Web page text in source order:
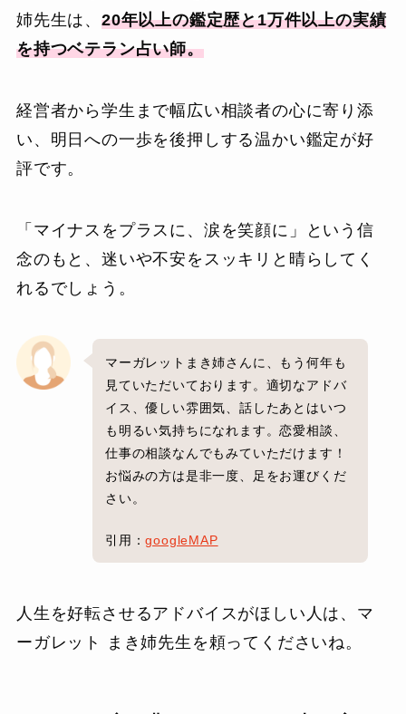
姉先生は、 20年以上の鑑定歴と1万件以上の実績
を持つベテラン占い師。
経営者から学生まで幅広い相談者の心に寄り添
い、明日への一歩を後押しする温かい鑑定が好
評です。
「マイナスをプラスに、涙を笑顔に」という信
念のもと、迷いや不安をスッキリと晴らしてく
れるでしょう。
マーガレットまき姉さんに、もう何年も
見ていただいております。適切なアドバ
イス、優しい雰囲気、話したあとはいつ
も明るい気持ちになれます。恋愛相談、
仕事の相談なんでもみていただけます！
お悩みの方は是非一度、足をお運びくだ
さい。
引用：googleMAP
人生を好転させるアドバイスがほしい人は、マ
ーガレット まき姉先生を頼ってくださいね。